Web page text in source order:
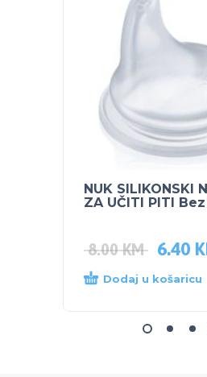
NUK SILIKONSKI
ZA UČITI PITI
8.00KM 6.40
Dodaj u košaricu